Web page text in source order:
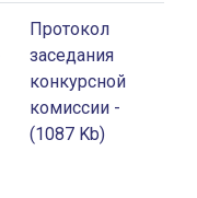
Протокол
заседания
конкурсной
комиссии -
(1087 Kb)